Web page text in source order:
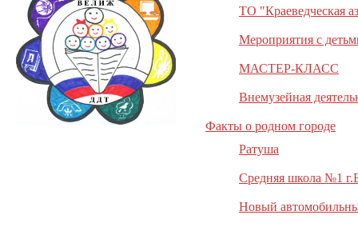
ТО "Краеведческая
Мероприятия с
МАСТЕР-КЛАСС
Внемузейная
Факты о родном городе
Ратуша
Средняя школа №1
Новый